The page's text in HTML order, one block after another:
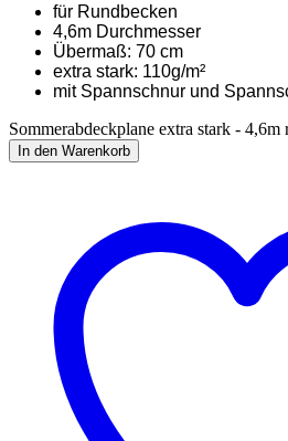
für Rundbecken
4,6m Durchmesser
Übermaß: 70 cm
extra stark: 110g/m²
mit Spannschnur und
Sommerabdeckplane extra stark - 4,6m
In den Warenkorb